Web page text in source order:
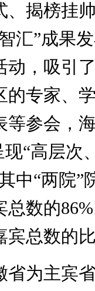
揭榜挂帅
汇”成果
动，吸引
的专家、
等参会，
“高层次
中“两院”
数的
总数的
为主宾省